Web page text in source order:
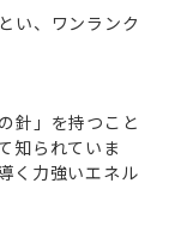
い、ワンランク
針」を持つこと
知られていま
く力強いエネル